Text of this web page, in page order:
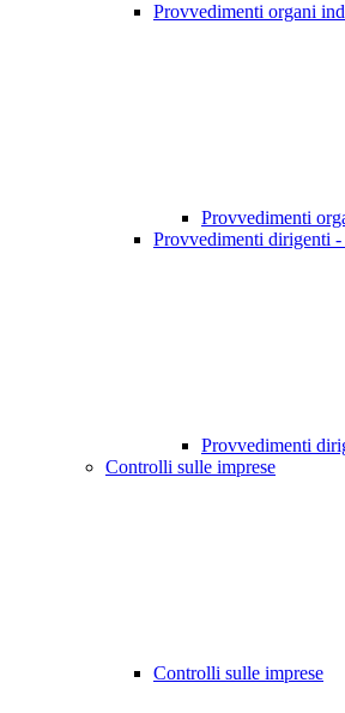
Provvedimenti organi
Provvedimenti
Provvedimenti dirigenti
Provvedimenti
Controlli sulle imprese
Controlli sulle imprese